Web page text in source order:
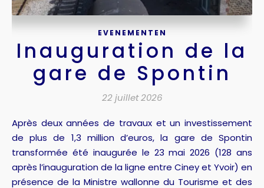
EVENEMENTEN
Inauguration de la
gare de Spontin
22 juillet 2026
Après deux années de travaux et un investissement
de plus de 1,3 million d’euros, la gare de Spontin
transformée été inaugurée le 23 mai 2026 (128 ans
après l’inauguration de la ligne entre Ciney et Yvoir) en
présence de la Ministre wallonne du Tourisme et des